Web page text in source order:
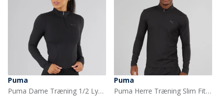
Puma
Puma Dame Træning 1/2 Lynlås Puma Sort
Puma
Puma Herre Træning Slim Fit 1/4 Lynlås Puma Sort